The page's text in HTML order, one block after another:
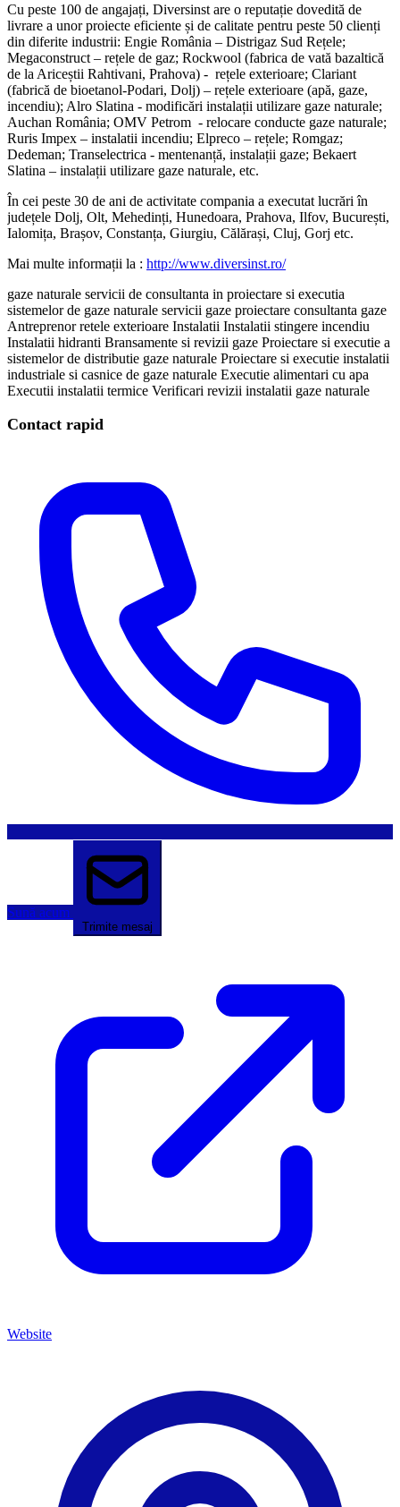
Cu peste 100 de angajați, Diversinst are o reputație dovedită de
livrare a unor proiecte eficiente și de calitate pentru peste 50 clienți
din diferite industrii: Engie România – Distrigaz Sud Rețele;
Megaconstruct – rețele de gaz; Rockwool (fabrica de vată bazaltică
de la Ariceștii Rahtivani, Prahova) - rețele exterioare; Clariant
(fabrică de bioetanol-Podari, Dolj) – rețele exterioare (apă, gaze,
incendiu); Alro Slatina - modificări instalații utilizare gaze naturale;
Auchan România; OMV Petrom - relocare conducte gaze naturale;
Ruris Impex – instalatii incendiu; Elpreco – rețele; Romgaz;
Dedeman; Transelectrica - mentenanță, instalații gaze; Bekaert
Slatina – instalații utilizare gaze naturale, etc.
În cei peste 30 de ani de activitate compania a executat lucrări în
județele Dolj, Olt, Mehedinți, Hunedoara, Prahova, Ilfov, București,
Ialomița, Brașov, Constanța, Giurgiu, Călărași, Cluj, Gorj etc.
Mai multe informații la : http://www.diversinst.ro/
gaze naturale servicii de consultanta in proiectare si executia
sistemelor de gaze naturale servicii gaze proiectare consultanta gaze
Antreprenor retele exterioare Instalatii Instalatii stingere incendiu
Instalatii hidranti Bransamente si revizii gaze Proiectare si executie a
sistemelor de distributie gaze naturale Proiectare si executie instalatii
industriale si casnice de gaze naturale Executie alimentari cu apa
Executii instalatii termice Verificari revizii instalatii gaze naturale
Contact rapid
Sună acum
Trimite mesaj
Website